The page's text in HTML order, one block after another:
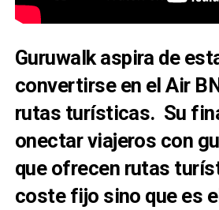
Guruwalk aspira de
convertirse en el Air
rutas turísticas. Su
onectar viajeros con
que ofrecen rutas
coste fijo sino que es